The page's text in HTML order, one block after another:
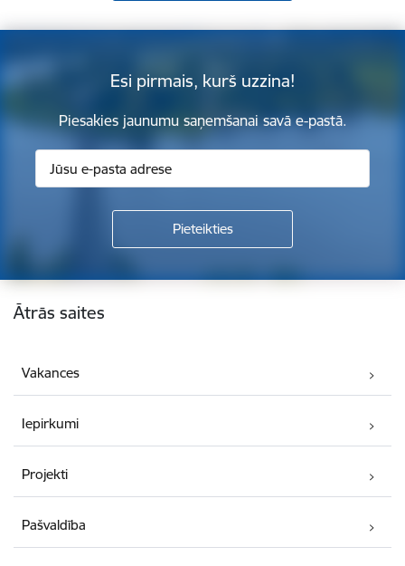
Esi pirmais, kurš uzzina!
Piesakies jaunumu saņemšanai savā e-pastā.
Kājene
Ātrās saites
Vakances
Iepirkumi
Projekti
Pašvaldība